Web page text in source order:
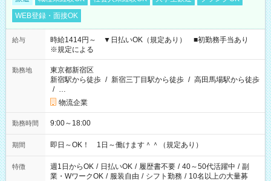
WEB登録・面接OK
給与
時給1414円～ ▼日払いOK（規定あり） ■初勤務手当あり
※規定による
勤務地
東京都新宿区
新宿駅から徒歩 / 新宿三丁目駅から徒歩 / 高田馬場駅から徒歩
/ …
物流企業
勤務時間 9:00～18:00
期間 即日～OK！ 1日～働けます＾＾（規定あり）
特徴 週1日からOK / 日払いOK / 履歴書不要 / 40～50代活躍中 / 副
業・WワークOK / 服装自由 / シフト勤務 / 10名以上の大量募